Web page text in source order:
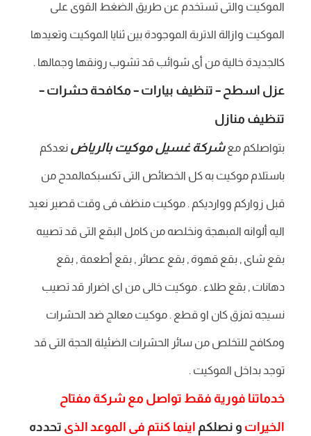
الموكيت والتى تستخدم عن طريق الضغط القوى على
الموكيت وازالة الاتربة الموجودة بين ثنايا الموكيت وتعيدها
كالجديدة خالية من أى شوائب قد تشوب رونقها وجمالها .
عزل اسطح – تنظيف بيارات – مكافحة حشرات –
تنظيف منازل
بتواصلكم معشركة غسيل موكيت بالرياضنعدكم
باستلام موكيت به كل الخصائص التى تكسبكمالمدح من
قبل زواركم ووارديكم . موكيت منظف فى وقت قصير نعيد
اليه ألوانه المبهجة ونخلصه من كامل البقع التى قد تصيبه
بقع شاى , بقع قهوة , بقع عصائر , بقع أطعمة , بقع
دهانات , بقع طلاء . موكيت خالى من اى اضرار قد تصيب
نسيجه تمزق كان او قطع . موكيت معالج ضد الحشرات
ومكافح للتخلص من سائر الحشرات الضئيلة الحجة التى قد
توجد بداخل الموكيت .
خدماتنا فورية فقط تواصل مع شركة مفتاح
الخيرات و نصلكم اينما كنتم فى الموعد الذى تحدده